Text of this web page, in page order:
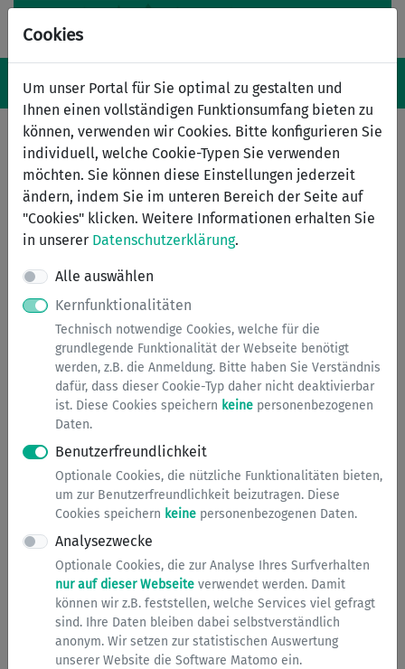
Cookies
Um unser Portal für Sie optimal zu gestalten und
Ihnen einen vollständigen Funktionsumfang bieten zu
können, verwenden wir Cookies. Bitte konfigurieren Sie
individuell, welche Cookie-Typen Sie verwenden
möchten. Sie können diese Einstellungen jederzeit
ändern, indem Sie im unteren Bereich der Seite auf
"Cookies" klicken. Weitere Informationen erhalten Sie
in unserer Datenschutzerklärung.
Alle auswählen
Kernfunktionalitäten
Technisch notwendige Cookies, welche für die
grundlegende Funktionalität der Webseite benötigt
werden, z.B. die Anmeldung. Bitte haben Sie Verständnis
dafür, dass dieser Cookie-Typ daher nicht deaktivierbar
ist. Diese Cookies speichern keine personenbezogenen
Daten.
Benutzerfreundlichkeit
Optionale Cookies, die nützliche Funktionalitäten bieten,
um zur Benutzerfreundlichkeit beizutragen. Diese
Cookies speichern keine personenbezogenen Daten.
Analysezwecke
Optionale Cookies, die zur Analyse Ihres Surfverhalten
nur auf dieser Webseite verwendet werden. Damit
können wir z.B. feststellen, welche Services viel gefragt
sind. Ihre Daten bleiben dabei selbstverständlich
anonym. Wir setzen zur statistischen Auswertung
unserer Website die Software Matomo ein.
Navigation ein-/ausblenden
Menü
Wilder Müll
Unsachgemäße Ablagerung von Abfällen, wilde
Müllablagerungen, Lagerung von Stoffen an Gewässern
u.ä.
freien Landschaft, in Wäldern oder an Bachläufen sowie
an öffentlichen Plätzen außerhalb der dafür
vorgesehenen Abfallbehälter illegal beseitigt oder
abgelagert werden. Dies kann beispielsweise Haus- und
Sperrmüll, Bauschutt, Baustellenabfall, aber auch
überschüssiger Bodenaushub sein.
Das Ablagern von wildem Müll auf Grundstücken, die der
Allgemeinheit zugänglich sind, ist eine
Ordnungswidrigkeit und kann mit Bußgeld belegt
Wenn Sie Personen beobachten, die z.B. auf öffentlichen
Straßen und Gehwegen, Parks, Spielplätzen oder
Schulgrundstücken im Stadtgebiet illegal Müll entsorgen
namentlich benennen können, informieren Sie bitte
Ordnungsbehörde .